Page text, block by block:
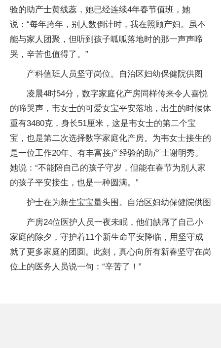
验的助产士黄线蕊，她已经连续4年春节值班，她
说：“每年跨年，别人数倒计时，我在照顾产妇。虽不
能与家人团聚，但听到孩子呱呱落地时的那一声声啼
哭，辛苦也值得了。”
产科值班人员坚守岗位。自治区妇幼保健院供图
凌晨4时54分，数字家庭化产房同样传来令人喜悦
的啼哭声，韦女士的可爱女宝平安落地，出生的时候体
重有3480克，身长51厘米，这是韦女士的第二个宝
宝，也是第二次选择数字家庭化产房。为韦女士接生的
是一位工作20年、有丰富接产经验的助产士谢明秀。
她说：“不能陪自己的孩子守岁，但能在春节为别人家
的孩子平安接生，也是一种圆满。”
护士在为新生宝宝量头围。自治区妇幼保健院供图
产房24位医护人员一夜未眠，他们缺席了自己小
家庭的除夕，守护着11个新生命平安降临，用坚守成
就了更多家庭的团圆。此刻，真心向所有新春坚守在岗
位上的医务人员说一句：“辛苦了！”